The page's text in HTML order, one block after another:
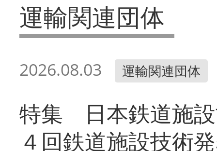
運輸関連団体
2026.08.03 運輸関連団体
特集 日本鉄道施
４回鉄道施設技術